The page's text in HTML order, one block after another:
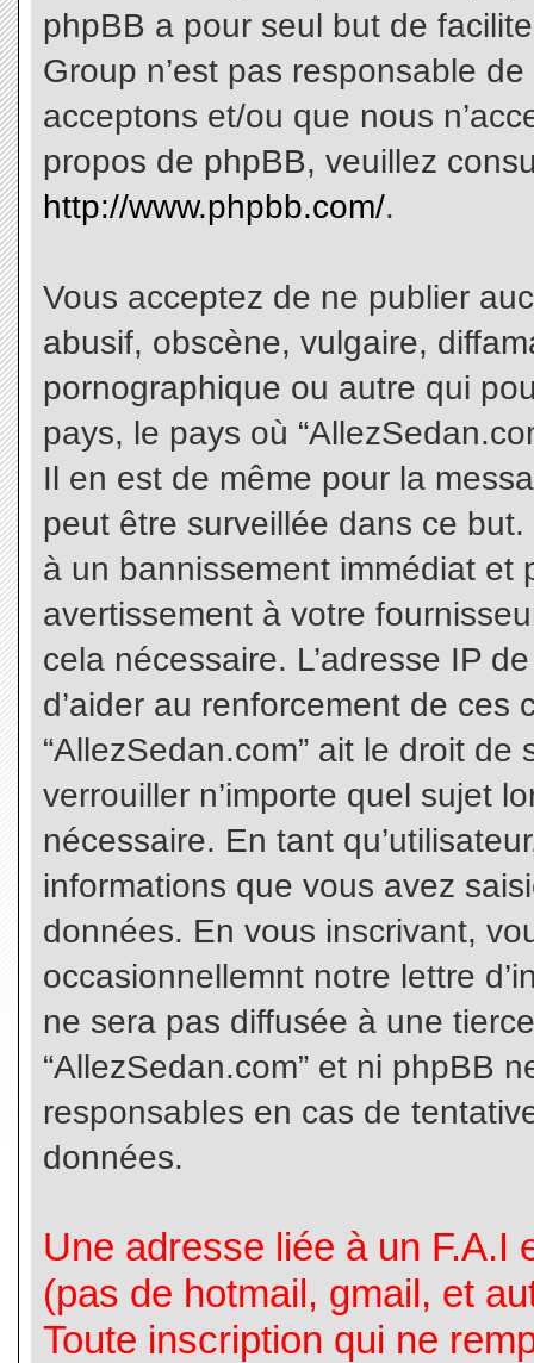
phpBB a pour seul but de
Group n’est pas responsable
acceptons et/ou que nous
propos de phpBB, veuillez
http://www.phpbb.com/.
Vous acceptez de ne publier
abusif, obscène, vulgaire,
pornographique ou autre qui
pays, le pays où
Il en est de même pour la
peut être surveillée dans ce
à un bannissement immédiat et
avertissement à votre
cela nécessaire. L’adresse IP
d’aider au renforcement de
“AllezSedan.com” ait le droit de
verrouiller n’importe quel sujet
nécessaire. En tant
informations que vous avez
données. En vous inscrivant,
occasionnellemnt notre lettre
ne sera pas diffusée à une
“AllezSedan.com” et ni phpBB
responsables en cas de
données.
Une adresse liée à un F.A.I
(pas de hotmail, gmail, et
Toute inscription qui ne